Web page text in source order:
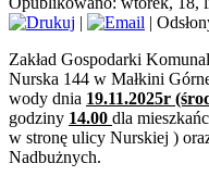
|
|
Zakład Gospodarki
Nurska 144 w Małkini
wody dnia 19.11.2025r
godziny 14.00 dla
w stronę ulicy Nurskiej )
Nadbużnych.